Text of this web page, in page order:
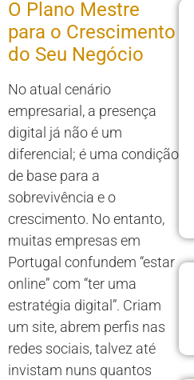
O Plano Mestre
para o Crescimento
do Seu Negócio
No atual cenário
empresarial, a presença
digital já não é um
diferencial; é uma condição
de base para a
sobrevivência e o
crescimento. No entanto,
muitas empresas em
Portugal confundem “estar
online” com “ter uma
estratégia digital”. Criam
um site, abrem perfis nas
redes sociais, talvez até
invistam nuns quantos